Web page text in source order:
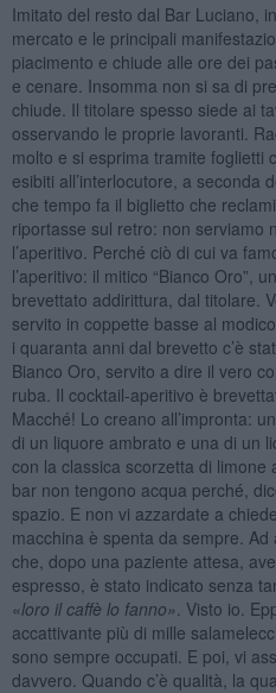
Imitato del resto dal Bar Luciano,
mercato e le principali
piacimento e chiude alle ore dei
e cenare. Insomma non si sa di
chiude. Il titolare spesso siede ai
osservando le proprie lavoranti.
molto e si esprima tramite foglietti
esibiti all’interlocutore, a seconda
che tempo fa il biglietto che
riportasse sul retro: non serviamo
l’aperitivo. Perché ciò di cui va
l’aperitivo: il mitico “Bianco Oro”,
brevettato addirittura, dal titolare.
servito in coppette basse al
i quaranta anni dal brevetto c’è
Bianco Oro, servito a dire il vero
ruba. Il cocktail-aperitivo è
Macché! Lo creano all’impronta:
di un liquore ambrato e una di un
con la classica scorzetta di limone
bar non tengono acqua perché,
spazio. E non vi azzardate a
macchina è spenta da sempre.
che, dopo una paziente attesa,
espresso, è stato indicato senza
«loro il caffè lo fanno» . Visto io.
accattivante più di mille
sono sempre occupati. E poi, vi
davvero. Quando c’è qualità, la